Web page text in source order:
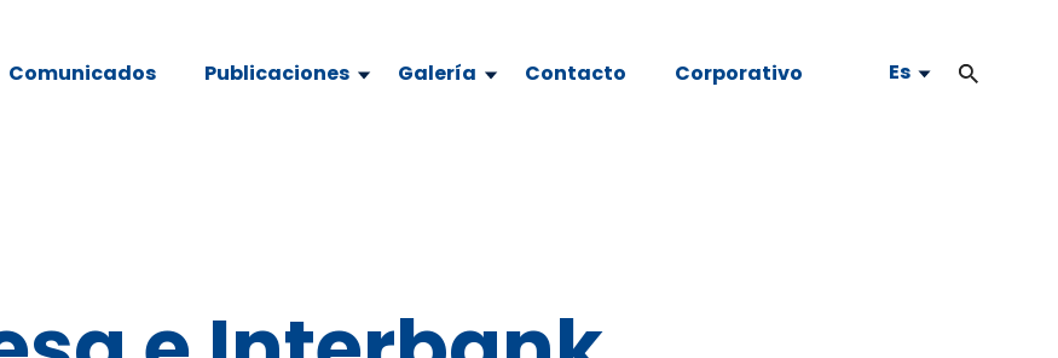
Comunicados Publicaciones Galería Contacto Corporativo Es